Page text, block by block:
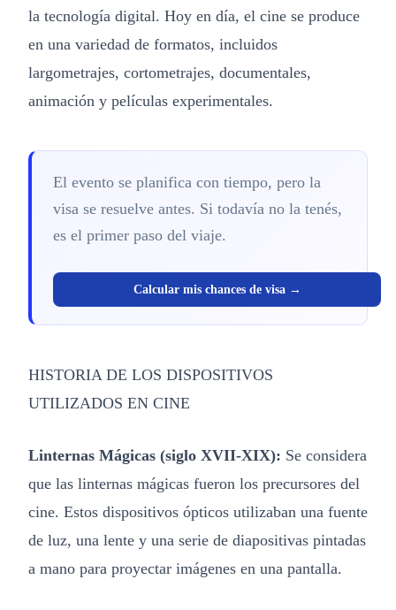
la tecnología digital. Hoy en día, el cine se produce
en una variedad de formatos, incluidos
largometrajes, cortometrajes, documentales,
animación y películas experimentales.
El evento se planifica con tiempo, pero la
visa se resuelve antes. Si todavía no la tenés,
es el primer paso del viaje.
Calcular mis chances de visa →
HISTORIA DE LOS DISPOSITIVOS
UTILIZADOS EN CINE
Linternas Mágicas (siglo XVII-XIX): Se considera
que las linternas mágicas fueron los precursores del
cine. Estos dispositivos ópticos utilizaban una fuente
de luz, una lente y una serie de diapositivas pintadas
a mano para proyectar imágenes en una pantalla.